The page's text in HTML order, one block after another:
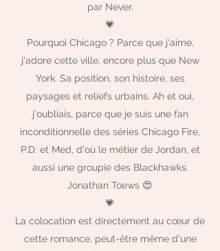
par Never.
💗
Pourquoi Chicago ? Parce que j'aime,
j'adore cette ville, encore plus que New
York. Sa position, son histoire, ses
paysages et reliefs urbains. Ah et oui,
j'oubliais, parce que je suis une fan
inconditionnelle des séries Chicago Fire,
P.D. et Med, d'où le métier de Jordan, et
aussi une groupie des Blackhawks.
Jonathan Toews 😍
💗
La colocation est directement au cœur de
cette romance, peut-être même d'une